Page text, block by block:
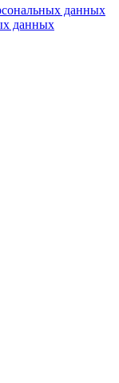
данных
данных